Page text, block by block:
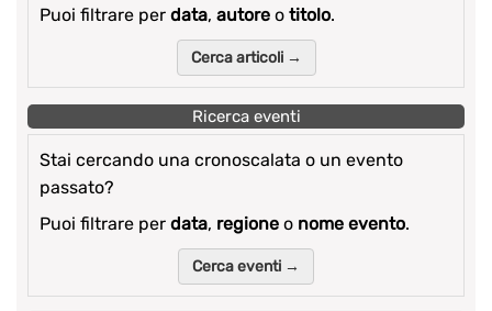
Puoi filtrare per data, autore o titolo.
Cerca articoli →
Ricerca eventi
Stai cercando una cronoscalata o un evento
passato?
Puoi filtrare per data, regione o nome evento.
Cerca eventi →